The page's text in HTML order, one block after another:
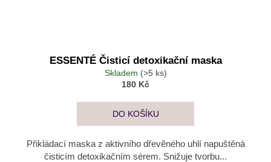
ESSENTÉ Čisticí detoxikační maska
Skladem (>5 ks)
180 Kč
DO KOŠÍKU
Přikládací maska z aktivního dřevěného uhlí napuštěná
čisticím detoxikačním sérem. Snižuje tvorbu...